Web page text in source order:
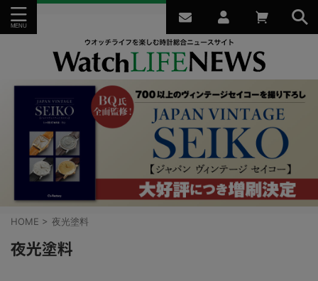
HOME > 夜光塗料
夜光塗料